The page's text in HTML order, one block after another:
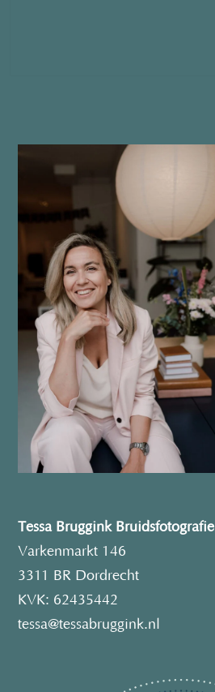
Tessa Bruggink Bruidsfotografie
Varkenmarkt 146
3311 BR Dordrecht
KVK: 62435442
tessa@tessabruggink.nl